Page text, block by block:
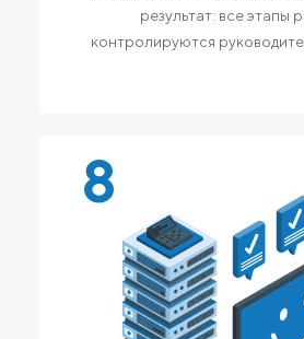
результат: все этапы
контролируются
8